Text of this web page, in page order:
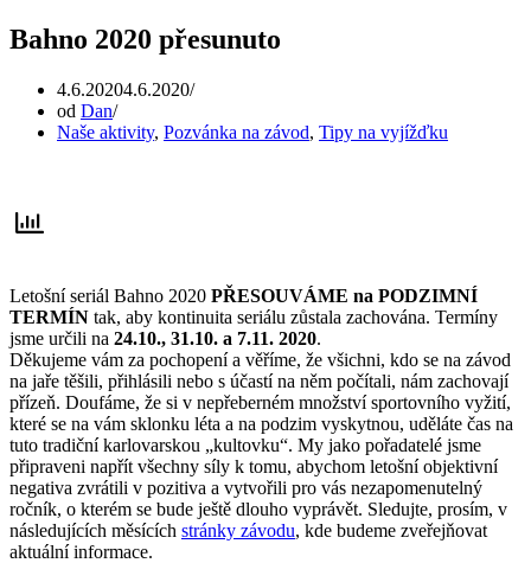
Bahno 2020 přesunuto
4.6.20204.6.2020
od Dan
Naše aktivity, Pozvánka na závod, Tipy na vyjížďku
Letošní seriál Bahno 2020 PŘESOUVÁME na PODZIMNÍ
TERMÍN tak, aby kontinuita seriálu zůstala zachována. Termíny
jsme určili na 24.10., 31.10. a 7.11. 2020.
Děkujeme vám za pochopení a věříme, že všichni, kdo se na závod
na jaře těšili, přihlásili nebo s účastí na něm počítali, nám zachovají
přízeň. Doufáme, že si v nepřeberném množství sportovního vyžití,
které se na vám sklonku léta a na podzim vyskytnou, uděláte čas na
tuto tradiční karlovarskou „kultovku“. My jako pořadatelé jsme
připraveni napřít všechny síly k tomu, abychom letošní objektivní
negativa zvrátili v pozitiva a vytvořili pro vás nezapomenutelný
ročník, o kterém se bude ještě dlouho vyprávět. Sledujte, prosím, v
následujících měsících stránky závodu, kde budeme zveřejňovat
aktuální informace.